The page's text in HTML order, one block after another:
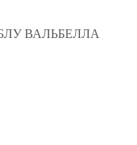
ВАЛЬБЕЛЛА